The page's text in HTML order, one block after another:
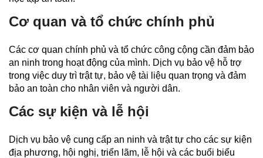
Cơ quan và tổ chức chính phủ
Các cơ quan chính phủ và tổ chức công cộng cần đảm bảo
an ninh trong hoạt động của mình. Dịch vụ bảo vệ hỗ trợ
trong việc duy trì trật tự, bảo vệ tài liệu quan trọng và đảm
bảo an toàn cho nhân viên và người dân.
Các sự kiện và lễ hội
Dịch vụ bảo vệ cung cấp an ninh và trật tự cho các sự kiện
địa phương, hội nghị, triển lãm, lễ hội và các buổi biểu